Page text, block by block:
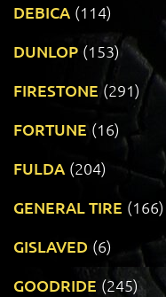
DEBICA (114)
DUNLOP (153)
FIRESTONE (291)
FORTUNE (16)
FULDA (204)
GENERAL TIRE (166)
GISLAVED (6)
GOODRIDE (245)